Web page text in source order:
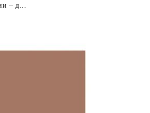
– д...